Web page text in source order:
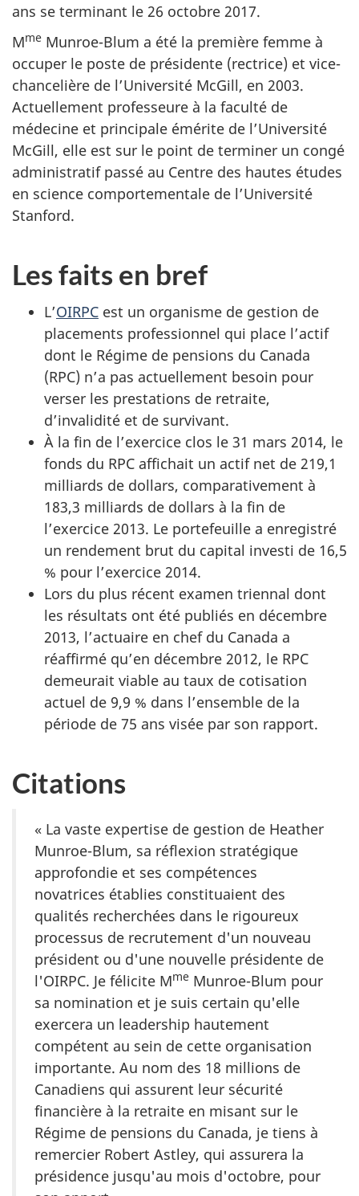
ans se terminant le 26 octobre 2017.
Mme Munroe-Blum a été la première femme à
occuper le poste de présidente (rectrice) et vice-
chancelière de l’Université McGill, en 2003.
Actuellement professeure à la faculté de
médecine et principale émérite de l’Université
McGill, elle est sur le point de terminer un congé
administratif passé au Centre des hautes études
en science comportementale de l’Université
Stanford.
Les faits en bref
L’OIRPC est un organisme de gestion de
placements professionnel qui place l’actif
dont le Régime de pensions du Canada
(RPC) n’a pas actuellement besoin pour
verser les prestations de retraite,
d’invalidité et de survivant.
À la fin de l’exercice clos le 31 mars 2014, le
fonds du RPC affichait un actif net de 219,1
milliards de dollars, comparativement à
183,3 milliards de dollars à la fin de
l’exercice 2013. Le portefeuille a enregistré
un rendement brut du capital investi de 16,5
% pour l’exercice 2014.
Lors du plus récent examen triennal dont
les résultats ont été publiés en décembre
2013, l’actuaire en chef du Canada a
réaffirmé qu’en décembre 2012, le RPC
demeurait viable au taux de cotisation
actuel de 9,9 % dans l’ensemble de la
période de 75 ans visée par son rapport.
Citations
« La vaste expertise de gestion de Heather
Munroe-Blum, sa réflexion stratégique
approfondie et ses compétences
novatrices établies constituaient des
qualités recherchées dans le rigoureux
processus de recrutement d'un nouveau
président ou d'une nouvelle présidente de
l'OIRPC. Je félicite Mme Munroe-Blum pour
sa nomination et je suis certain qu'elle
exercera un leadership hautement
compétent au sein de cette organisation
importante. Au nom des 18 millions de
Canadiens qui assurent leur sécurité
financière à la retraite en misant sur le
Régime de pensions du Canada, je tiens à
remercier Robert Astley, qui assurera la
présidence jusqu'au mois d'octobre, pour